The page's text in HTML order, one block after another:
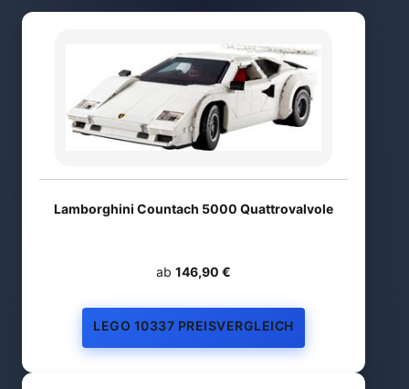
Lamborghini Countach 5000 Quattrovalvole
ab 146,90 €
LEGO 10337 PREISVERGLEICH